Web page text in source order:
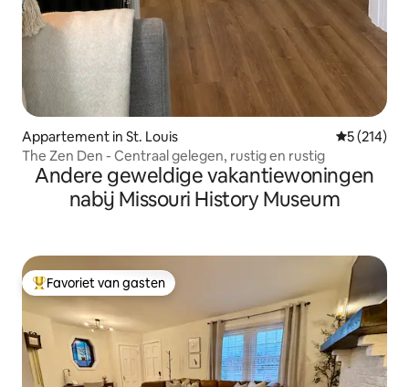
Appartement in St. Louis
5 (214)
The Zen Den - Centraal gelegen, rustig en rustig
Andere geweldige vakantiewoningen
nabij Missouri History Museum
Topfavoriet van gasten
Favoriet van gasten